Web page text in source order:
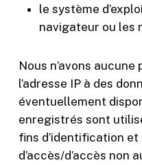
le système
navigateur ou les
Nous n’avons
l’adresse IP à des
éventuellement
enregistrés sont
fins d’identification et
d’accès/d’accès non
visitez notre
site, vous
augmentez les
voir du
contenu et
des offres
personnalisés.